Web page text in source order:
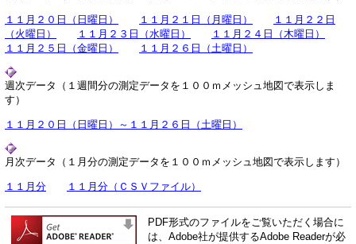
１１月２０日（日曜日） １１月２１日（月曜日）
１１月２２日
（火曜日）
１１月２３日（水曜日）
１１月２４日（木曜日）
１１月２５日（金曜日）
１１月２６日（土曜日）
週次データ（１週間分の測定データを１００ｍメッシュ地図で表示しま
す）
１１月２０日（日曜日）～１１月２６日（土曜日）
月次データ（１月分の測定データを１００ｍメッシュ地図で表示します）
１１月分 １１月分（ＣＳＶファイル）
PDF形式のファイルをご覧いただく場合に
は、Adobe社が提供するAdobe Readerが必